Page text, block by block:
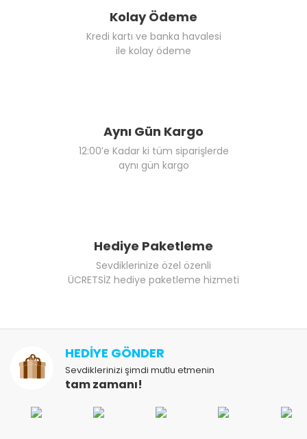
Kolay Ödeme
Kredi kartı ve banka havalesi
ile kolay ödeme
Aynı Gün Kargo
12:00’e Kadar ki tüm siparişlerde
aynı gün kargo
Hediye Paketleme
Sevdiklerinize özel özenli
ÜCRETSİZ hediye paketleme hizmeti
HEDİYE GÖNDER
Sevdiklerinizi şimdi mutlu etmenin
tam zamanı!